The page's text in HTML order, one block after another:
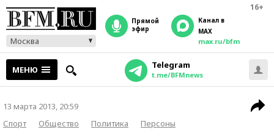
16+
Москва
прямой
эфир
Канал в
MAX
max.ru/bfm
МЕНЮ Telegram
t.me/BFMnews
13 марта 2013, 20:59
Спорт
Общество Политика Персоны